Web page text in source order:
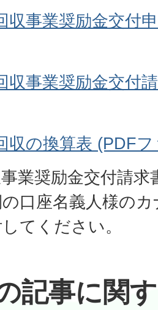
収事業奨励金交付
収事業奨励金交付
収の換算表 (PDF
業奨励金交付請
口座名義人様の
てください。
記事に関